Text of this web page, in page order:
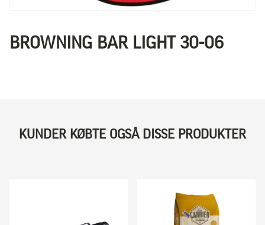
BROWNING BAR LIGHT 30-06
KUNDER KØBTE OGSÅ DISSE PRODUKTER